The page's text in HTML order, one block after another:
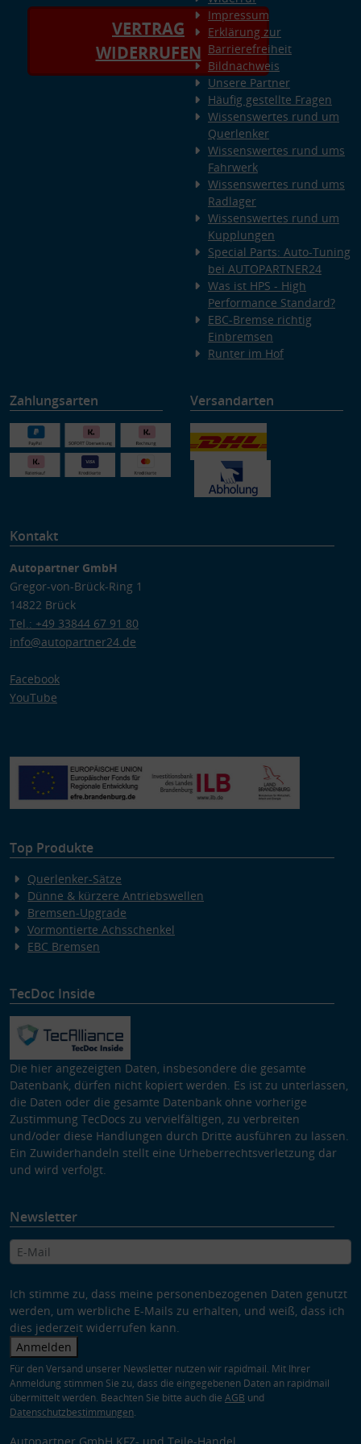
VERTRAG
WIDERRUFEN
Impressum
Erklärung zur
Barrierefreiheit
Bildnachweis
Unsere Partner
Häufig gestellte Fragen
Wissenswertes rund um
Querlenker
Wissenswertes rund ums
Fahrwerk
Wissenswertes rund ums
Radlager
Wissenswertes rund um
Kupplungen
Special Parts: Auto-Tuning
bei AUTOPARTNER24
Was ist HPS - High
Performance Standard?
EBC-Bremse richtig
Einbremsen
Runter im Hof
Zahlungsarten Versandarten
Kontakt
Autopartner GmbH
Gregor-von-Brück-Ring 1
14822 Brück
Tel.: +49 33844 67 91 80
info@autopartner24.de
Facebook
YouTube
Top Produkte
Querlenker-Sätze
Dünne & kürzere Antriebswellen
Bremsen-Upgrade
Vormontierte Achsschenkel
EBC Bremsen
TecDoc Inside
Die hier angezeigten Daten, insbesondere die gesamte
Datenbank, dürfen nicht kopiert werden. Es ist zu unterlassen,
die Daten oder die gesamte Datenbank ohne vorherige
Zustimmung TecDocs zu vervielfältigen, zu verbreiten
und/oder diese Handlungen durch Dritte ausführen zu lassen.
Ein Zuwiderhandeln stellt eine Urheberrechtsverletzung dar
und wird verfolgt.
Newsletter
Ich stimme zu, dass meine personenbezogenen Daten genutzt
werden, um werbliche E-Mails zu erhalten, und weiß, dass ich
dies jederzeit widerrufen kann.
Anmelden
Für den Versand unserer Newsletter nutzen wir rapidmail. Mit Ihrer
Anmeldung stimmen Sie zu, dass die eingegebenen Daten an rapidmail
übermittelt werden. Beachten Sie bitte auch die AGB und
Datenschutzbestimmungen.